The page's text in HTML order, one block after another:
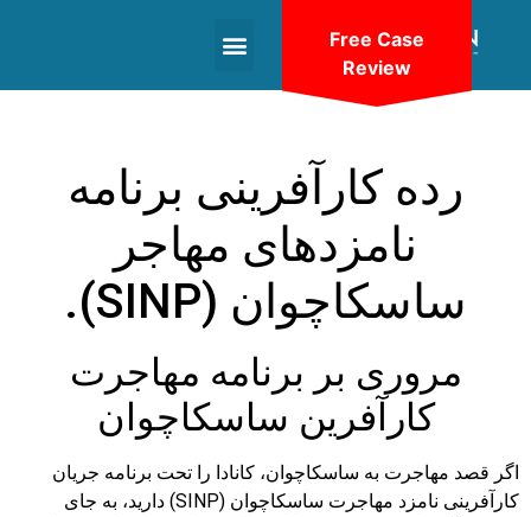
رده کارآفرینی برنامه
نامزدهای مهاجر
ساسکاچوان (SINP).
مروری بر برنامه مهاجرت
کارآفرین ساسکاچوان
اگر قصد مهاجرت به ساسکاچوان، کانادا را تحت برنامه جریان
کارآفرینی نامزد مهاجرت ساسکاچوان (SINP) دارید، به جای
Free Case
Review